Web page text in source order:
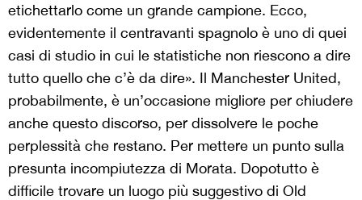
etichettarlo come un grande campione. Ecco,
evidentemente il centravanti spagnolo è uno di quei
casi di studio in cui le statistiche non riescono a dire
tutto quello che c’è da dire». Il Manchester United,
probabilmente, è un’occasione migliore per chiudere
anche questo discorso, per dissolvere le poche
perplessità che restano. Per mettere un punto sulla
presunta incompiutezza di Morata. Dopotutto è
difficile trovare un luogo più suggestivo di Old